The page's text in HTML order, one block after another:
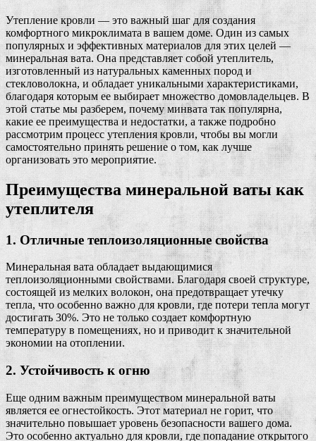
Утепление кровли — это важный шаг для создания
комфортного микроклимата в вашем доме. Один из самых
популярных и эффективных материалов для этих целей —
минеральная вата. Она представляет собой утеплитель,
изготовленный из натуральных каменных пород и
стекловолокна, и обладает уникальными характеристиками,
благодаря которым ее выбирает множество домовладельцев. В
этой статье мы разберем, почему минвата так популярна,
какие ее преимущества и недостатки, а также подробно
рассмотрим процесс утепления кровли, чтобы вы могли
самостоятельно принять решение о том, как лучше
организовать это мероприятие.
Преимущества минеральной ваты как
утеплителя
1. Отличные теплоизоляционные свойства
Минеральная вата обладает выдающимися
теплоизоляционными свойствами. Благодаря своей структуре,
состоящей из мелких волокон, она предотвращает утечку
тепла, что особенно важно для кровли, где потери тепла могут
достигать 30%. Это не только создает комфортную
температуру в помещениях, но и приводит к значительной
экономии на отоплении.
2. Устойчивость к огню
Еще одним важным преимуществом минеральной ваты
является ее огнестойкость. Этот материал не горит, что
значительно повышает уровень безопасности вашего дома.
Это особенно актуально для кровли, где попадание открытого